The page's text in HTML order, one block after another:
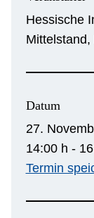
Hessische
Datum
27.
14:00 h -
Termin